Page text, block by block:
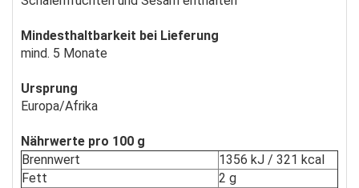
Mindesthaltbarkeit bei Lieferung
mind. 5 Monate
Ursprung
Europa/Afrika
Nährwerte pro 100 g
Brennwert
1356 kJ / 321 kcal
Fett
2 g